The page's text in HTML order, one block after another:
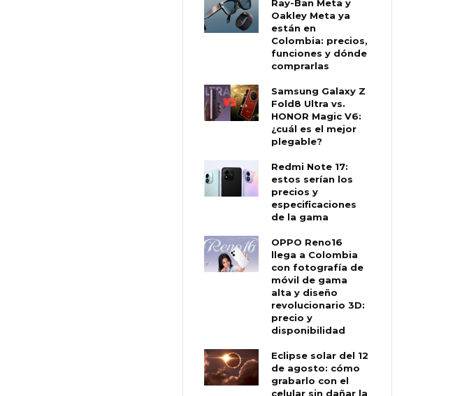
Ray-Ban Meta y
Oakley Meta ya
están en
Colombia: precios,
funciones y dónde
comprarlas
Samsung Galaxy Z
Fold8 Ultra vs.
HONOR Magic V6:
¿cuál es el mejor
plegable?
Redmi Note 17:
estos serían los
precios y
especificaciones
de la gama
OPPO Reno16
llega a Colombia
con fotografía de
móvil de gama
alta y diseño
revolucionario 3D:
precio y
disponibilidad
Eclipse solar del 12
de agosto: cómo
grabarlo con el
celular sin dañar la